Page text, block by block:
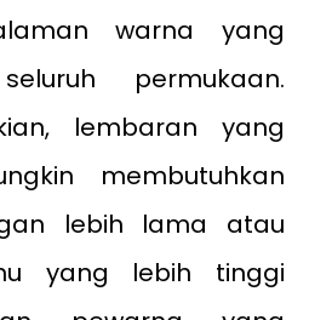
warna yang
permukaan.
lembaran yang
membutuhkan
lebih lama atau
yang lebih tinggi